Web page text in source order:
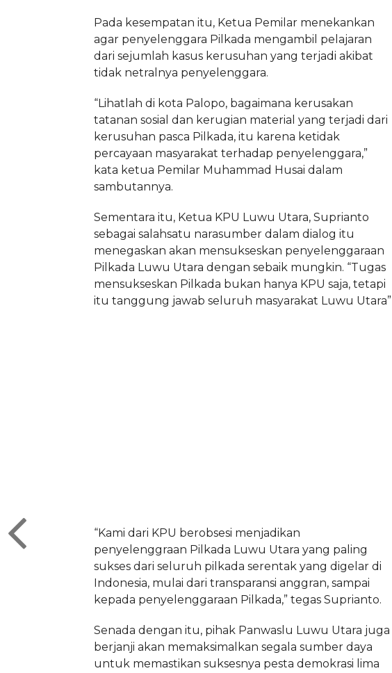
Pada kesempatan itu, Ketua Pemilar menekankan
agar penyelenggara Pilkada mengambil pelajaran
dari sejumlah kasus kerusuhan yang terjadi akibat
tidak netralnya penyelenggara.
“Lihatlah di kota Palopo, bagaimana kerusakan
tatanan sosial dan kerugian material yang terjadi dari
kerusuhan pasca Pilkada, itu karena ketidak
percayaan masyarakat terhadap penyelenggara,”
kata ketua Pemilar Muhammad Husai dalam
sambutannya.
Sementara itu, Ketua KPU Luwu Utara, Suprianto
sebagai salahsatu narasumber dalam dialog itu
menegaskan akan mensukseskan penyelenggaraan
Pilkada Luwu Utara dengan sebaik mungkin. “Tugas
mensukseskan Pilkada bukan hanya KPU saja, tetapi
itu tanggung jawab seluruh masyarakat Luwu Utara”
“Kami dari KPU berobsesi menjadikan
penyelenggraan Pilkada Luwu Utara yang paling
sukses dari seluruh pilkada serentak yang digelar di
Indonesia, mulai dari transparansi anggran, sampai
kepada penyelenggaraan Pilkada,” tegas Suprianto.
Senada dengan itu, pihak Panwaslu Luwu Utara juga
berjanji akan memaksimalkan segala sumber daya
untuk memastikan suksesnya pesta demokrasi lima